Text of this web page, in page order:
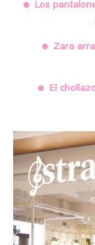
Los
Zara
El